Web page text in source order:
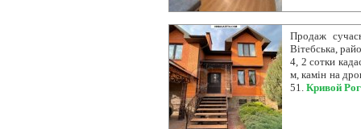
Продаж
Вітебська,
4, 2 сотки
м, камін на
51. Кривой Рог